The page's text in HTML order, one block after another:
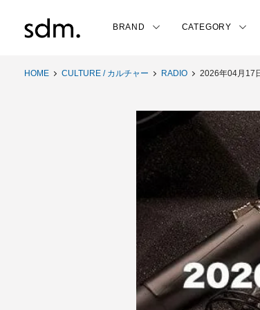
BRAND CATEGORY
HOME CULTURE / カルチャー RADIO 2026年04月17